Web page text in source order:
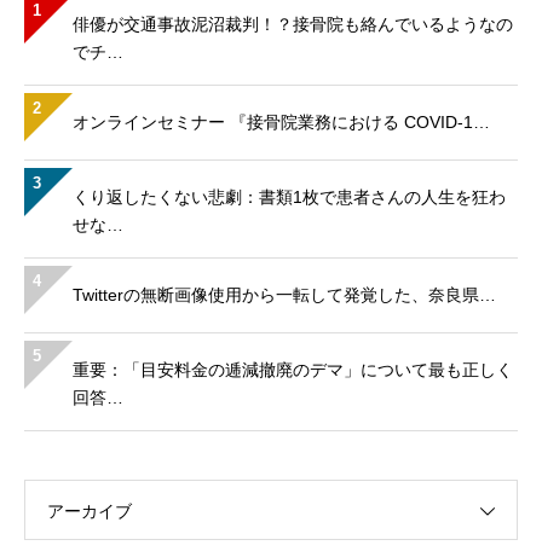
1
俳優が交通事故泥沼裁判！？接骨院も絡んでいるようなの
でチ…
2
オンラインセミナー 『接骨院業務における COVID-1…
3
くり返したくない悲劇：書類1枚で患者さんの人生を狂わ
せな…
4
Twitterの無断画像使用から一転して発覚した、奈良県…
5
重要：「目安料金の逓減撤廃のデマ」について最も正しく
回答…
アーカイブ